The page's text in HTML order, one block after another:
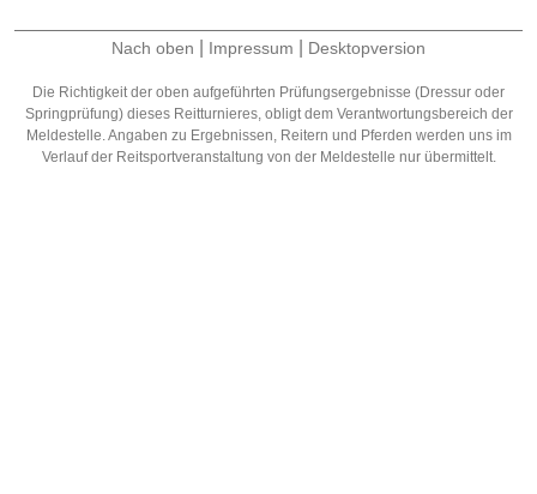
Nach oben Impressum Desktopversion
Die Richtigkeit der oben aufgeführten Prüfungsergebnisse (Dressur oder
Springprüfung) dieses Reitturnieres, obligt dem Verantwortungsbereich der
Meldestelle. Angaben zu Ergebnissen, Reitern und Pferden werden uns im
Verlauf der Reitsportveranstaltung von der Meldestelle nur übermittelt.